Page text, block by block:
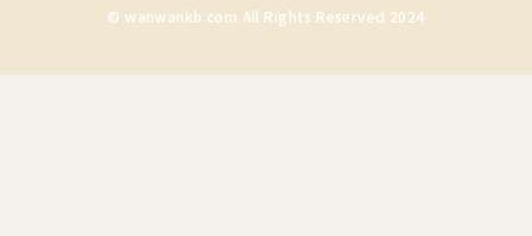
© wanwankb.com All Rights Reserved 2024